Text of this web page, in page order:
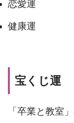
恋愛運
健康運
宝くじ運
「卒業と教室